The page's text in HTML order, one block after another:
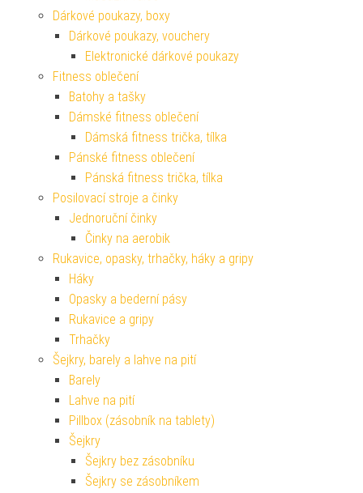
Dárkové poukazy, boxy
Dárkové poukazy, vouchery
Elektronické dárkové poukazy
Fitness oblečení
Batohy a tašky
Dámské fitness oblečení
Dámská fitness trička, tílka
Pánské fitness oblečení
Pánská fitness trička, tílka
Posilovací stroje a činky
Jednoruční činky
Činky na aerobik
Rukavice, opasky, trhačky, háky a gripy
Háky
Opasky a bederní pásy
Rukavice a gripy
Trhačky
Šejkry, barely a lahve na pití
Barely
Lahve na pití
Pillbox (zásobník na tablety)
Šejkry
Šejkry bez zásobníku
Šejkry se zásobníkem